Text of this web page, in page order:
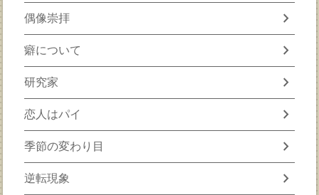
偶像崇拝 chevron_right
癖について chevron_right
研究家 chevron_right
恋人はパイ chevron_right
季節の変わり目 chevron_right
逆転現象 chevron_right